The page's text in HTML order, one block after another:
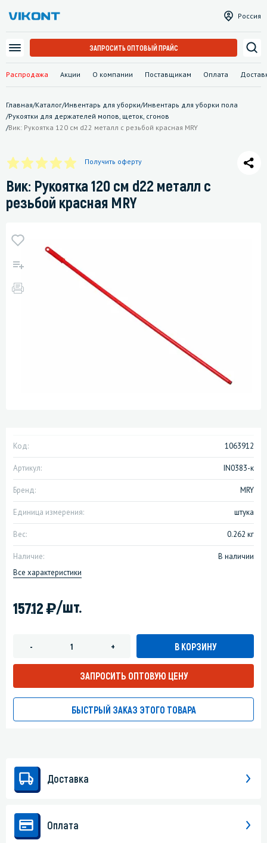
Распродажа Акции О компании Поставщикам Оплата
Россия
ЗАПРОСИТЬ ОПТОВЫЙ ПРАЙС
Главная/Каталог/Инвентарь для уборки/Инвентарь для уборки пола
/Рукоятки для держателей мопов, щеток, сгонов
/Вик: Рукоятка 120 см d22 металл с резьбой красная MRY
Получить оферту
Вик: Рукоятка 120 см d22 металл с
резьбой красная MRY
Код: 1063912
Артикул: IN0383-к
Бренд: MRY
Единица измерения: штука
Вес: 0.262 кг
Наличие:
В наличии
Все характеристики
157.12)/шт.
- + В КОРЗИНУ
ЗАПРОСИТЬ ОПТОВУЮ ЦЕНУ
БЫСТРЫЙ ЗАКАЗ ЭТОГО ТОВАРА
Доставка
Оплата